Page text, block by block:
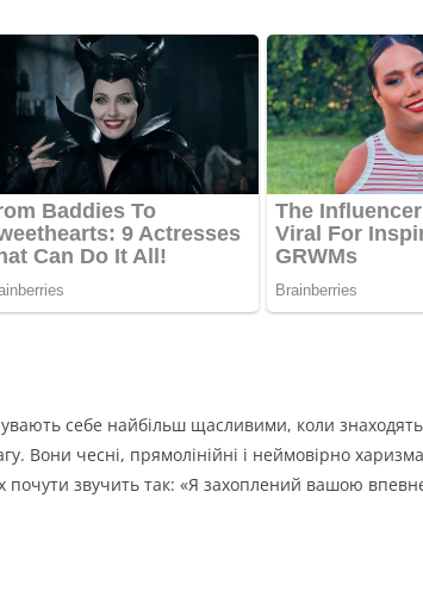
себе найбільш щасливими, коли
Вони чесні, прямолінійні і неймовірно
звучить так: «Я захоплений вашою